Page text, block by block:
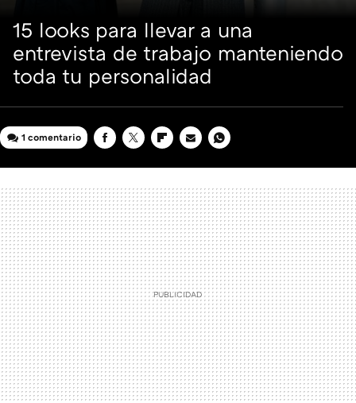
15 looks para llevar a una
entrevista de trabajo manteniendo
toda tu personalidad
1 comentario